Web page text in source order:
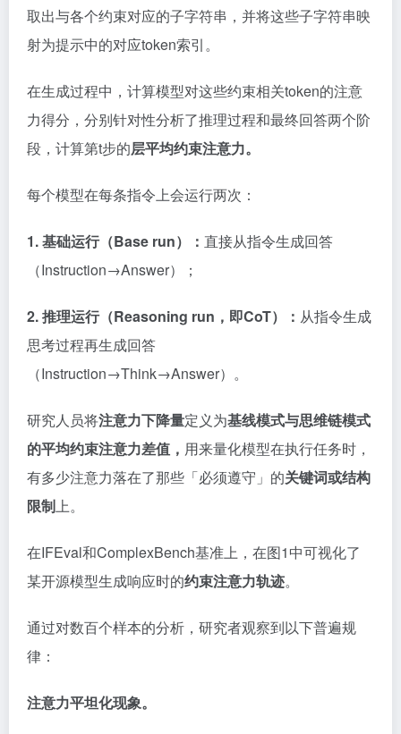
取出与各个约束对应的子字符串，并将这些子字符串映
射为提示中的对应token索引。
在生成过程中，计算模型对这些约束相关token的注意
力得分，分别针对性分析了推理过程和最终回答两个阶
段，计算第t步的层平均约束注意力。
每个模型在每条指令上会运行两次：
1. 基础运行（Base run）： 直接从指令生成回答
（Instruction→Answer）；
2. 推理运行（Reasoning run，即CoT）： 从指令生成
思考过程再生成回答
（Instruction→Think→Answer）。
研究人员将注意力下降量定义为基线模式与思维链模式
的平均约束注意力差值， 用来量化模型在执行任务时，
有多少注意力落在了那些「必须遵守」的关键词或结构
限制上。
在IFEval和ComplexBench基准上，在图1中可视化了
某开源模型生成响应时的约束注意力轨迹。
通过对数百个样本的分析，研究者观察到以下普遍规
律：
注意力平坦化现象。